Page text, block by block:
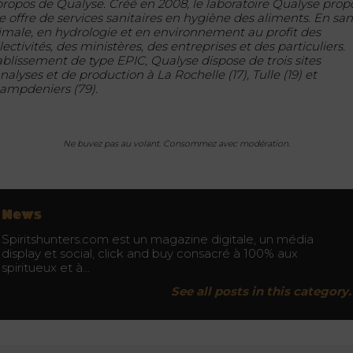
de Qualyse. Créé en 2008, le laboratoire Qualyse
offre de services sanitaires en hygiène des aliments. En
en hydrologie et en environnement au profit des
des ministères, des entreprises et des particuliers.
de type EPIC, Qualyse dispose de trois sites
et de production à La Rochelle (17), Tulle (19) et
(79).
Ne buvez pas au volant. Consommez avec modération.
News
Spiritshunters.com est un magazine digitale, un média
display et social, click and buy consacré à 100% aux
spiritueux et à…
See all posts in this category.